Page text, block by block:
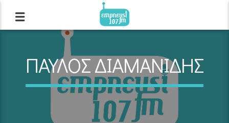
ΠΑΥΛΟΣ ΔΙΑΜΑΝΙΔΗΣ